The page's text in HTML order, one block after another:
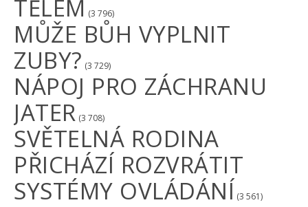
TĚLEM (3 796)
MŮŽE BŮH VYPLNIT
ZUBY? (3 729)
NÁPOJ PRO ZÁCHRANU
JATER (3 708)
SVĚTELNÁ RODINA
PŘICHÁZÍ ROZVRÁTIT
SYSTÉMY OVLÁDÁNÍ (3 561)